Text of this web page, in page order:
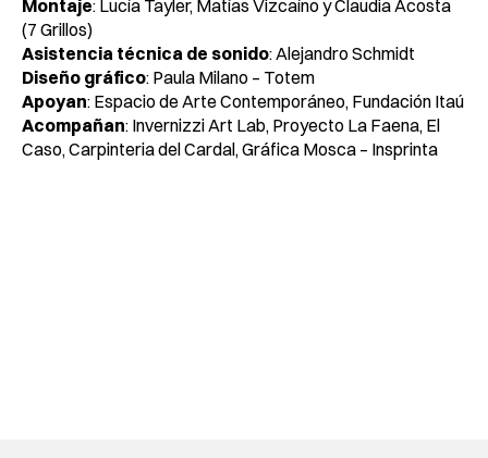
Montaje: Lucía Tayler, Matías Vizcaíno y Claudia Acosta
(7 Grillos)
Asistencia técnica de sonido: Alejandro Schmidt
Diseño gráfico: Paula Milano – Totem
Apoyan: Espacio de Arte Contemporáneo, Fundación Itaú
Acompañan: Invernizzi Art Lab, Proyecto La Faena, El
Caso, Carpinteria del Cardal, Gráfica Mosca – Insprinta